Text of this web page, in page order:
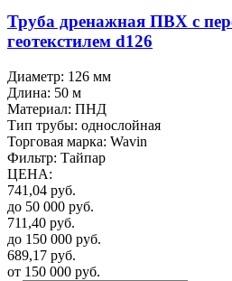
Труба дренажная ПВХ с
геотекстилем d126
Диаметр: 126 мм
Длина: 50 м
Материал: ПНД
Тип трубы: однослойная
Торговая марка: Wavin
Фильтр: Тайпар
ЦЕНА:
741,04 руб.
до 50 000 руб.
711,40 руб.
до 150 000 руб.
689,17 руб.
от 150 000 руб.